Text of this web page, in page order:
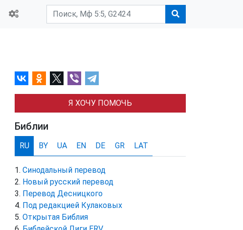
Я ХОЧУ ПОМОЧЬ
Библии
RU BY UA EN DE GR LAT
Синодальный перевод
Новый русский перевод
Перевод Десницкого
Под редакцией Кулаковых
Открытая Библия